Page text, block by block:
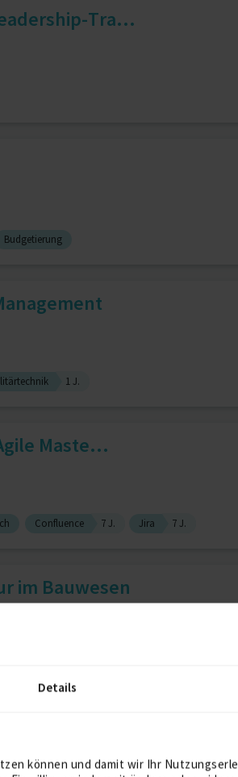
Details
können und damit wir Ihr
Budgetierung
1 J.
Maste...
Confluence 7 J. Jira 7 J.
im Bauwesen